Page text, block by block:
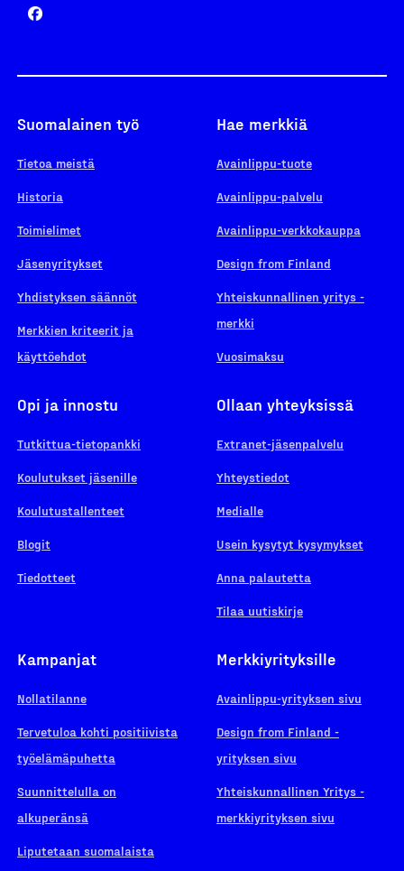
Suomalainen työ
Tietoa meistä
Historia
Toimielimet
Jäsenyritykset
Yhdistyksen säännöt
Merkkien kriteerit ja
käyttöehdot
Hae merkkiä
Avainlippu-tuote
Avainlippu-palvelu
Avainlippu-verkkokauppa
Design from Finland
Yhteiskunnallinen yritys -
merkki
Vuosimaksu
Opi ja innostu
Tutkittua-tietopankki
Koulutukset jäsenille
Koulutustallenteet
Blogit
Tiedotteet
Ollaan yhteyksissä
Extranet-jäsenpalvelu
Yhteystiedot
Medialle
Usein kysytyt kysymykset
Anna palautetta
Tilaa uutiskirje
Kampanjat
Nollatilanne
Tervetuloa kohti positiivista
työelämäpuhetta
Suunnittelulla on
alkuperänsä
Liputetaan suomalaista
Merkkiyrityksille
Avainlippu-yrityksen sivu
Design from Finland -
yrityksen sivu
Yhteiskunnallinen Yritys -
merkkiyrityksen sivu